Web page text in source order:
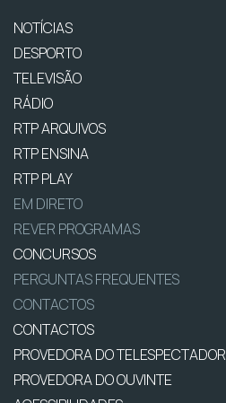
NOTÍCIAS
DESPORTO
TELEVISÃO
RÁDIO
RTP ARQUIVOS
RTP ENSINA
RTP PLAY
EM DIRETO
REVER PROGRAMAS
CONCURSOS
PERGUNTAS FREQUENTES
CONTACTOS
CONTACTOS
PROVEDORA DO TELESPECTADOR
PROVEDORA DO OUVINTE